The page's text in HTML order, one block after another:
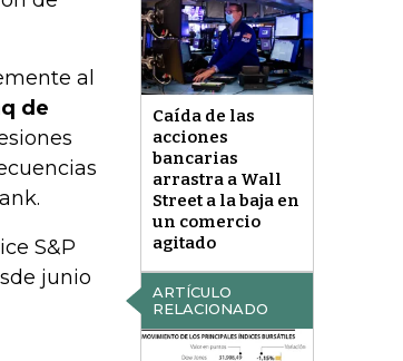
Caída de las
acciones
bancarias
arrastra a Wall
Street a la baja en
un comercio
agitado
ARTÍCULO
RELACIONADO
al
de
S&P
junio